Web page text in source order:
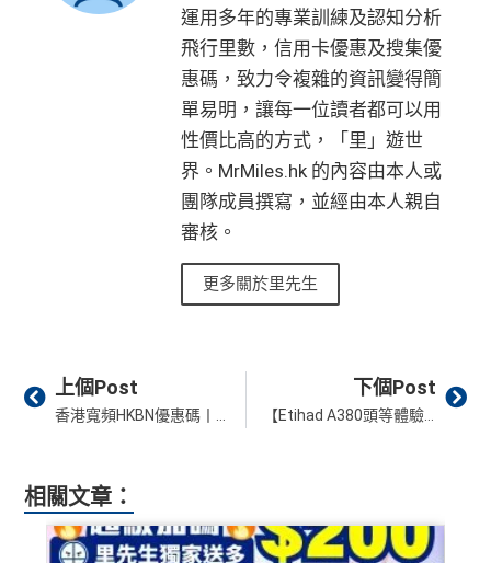
運用多年的專業訓練及認知分析
飛行里數，信用卡優惠及搜集優
惠碼，致力令複雜的資訊變得簡
單易明，讓每一位讀者都可以用
性價比高的方式，「里」遊世
界。MrMiles.hk 的內容由本人或
團隊成員撰寫，並經由本人親自
審核。
更多關於里先生
Prev
上個Post 下個Post
【Etihad A380頭等體驗】香港信用卡積分兌換阿提哈德航空First Class「Apartment」！實測里數機票！
相關文章：